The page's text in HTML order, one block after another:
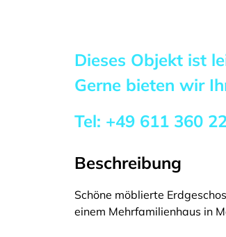
Dieses Objekt ist
Gerne bieten wir
Tel: +49 611 360
Beschreibung
Schöne möblierte
einem Mehrfamilienhaus in